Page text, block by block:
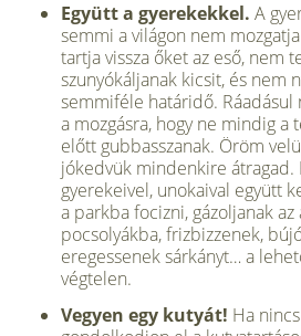
Együtt a gyerekekkel. A
semmi a világon nem
tartja vissza őket az eső, nem
szunyókáljanak kicsit, és nem
semmiféle határidő. Ráadásul
a mozgásra, hogy ne mindig a
előtt gubbasszanak. Öröm
jókedvük mindenkire átragad.
gyerekeivel, unokaival együtt
a parkba focizni, gázoljanak
pocsolyákba, frizbizzenek,
eregessenek sárkányt… a
végtelen.
Vegyen egy kutyát! Ha